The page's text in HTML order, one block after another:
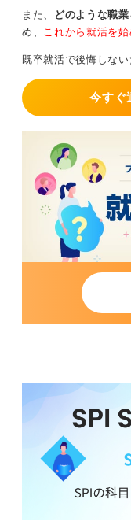
また、 どのような職
め、
これから就活を
既卒就活で後悔しな
今すぐ